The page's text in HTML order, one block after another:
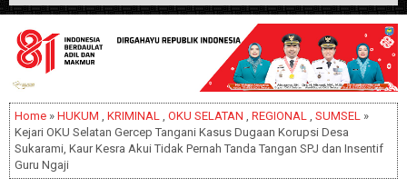
Home » HUKUM , KRIMINAL , OKU SELATAN , REGIONAL , SUMSEL »
Kejari OKU Selatan Gercep Tangani Kasus Dugaan Korupsi Desa
Sukarami, Kaur Kesra Akui Tidak Pernah Tanda Tangan SPJ dan Insentif
Guru Ngaji